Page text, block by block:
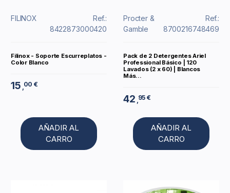
FILINOX
Ref.:
8422873000420
Filinox - Soporte Escurreplatos -
Color Blanco
15 00 €
AÑADIR AL
CARRO
Procter &
Gamble
Ref.:
8700216748469
Pack de 2 Detergentes Ariel
Professional Básico | 120
Lavados (2 x 60) | Blancos
Más...
42 95 €
AÑADIR AL
CARRO